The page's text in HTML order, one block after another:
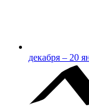
декабря – 20